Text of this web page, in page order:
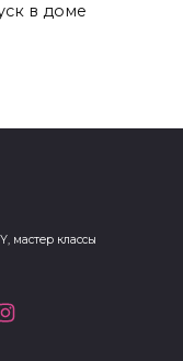
в доме
мастер классы